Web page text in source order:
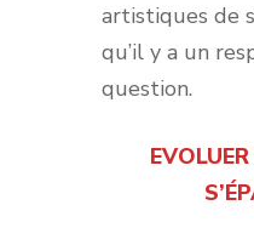
artistiques de
qu’il y a un
question.